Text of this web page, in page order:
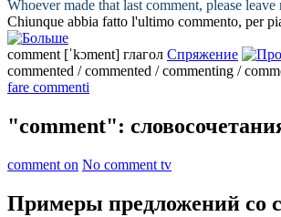
Whoever made that last comment, please leave
Chiunque abbia fatto l'ultimo commento, per
comment [ˈkɔment] глагол Спряжение
commented / commented / commenting /
fare commenti
"comment":
comment on No comment tv
Примеры предложений со